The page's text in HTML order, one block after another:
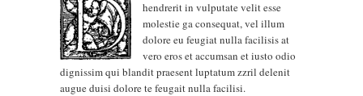
hendrerit in vulputate velit esse
molestie ga consequat, vel illum
dolore eu feugiat nulla facilisis at
vero eros et accumsan et iusto odio
dignissim qui blandit praesent luptatum zzril delenit
augue duisi dolore te feugait nulla facilisi.